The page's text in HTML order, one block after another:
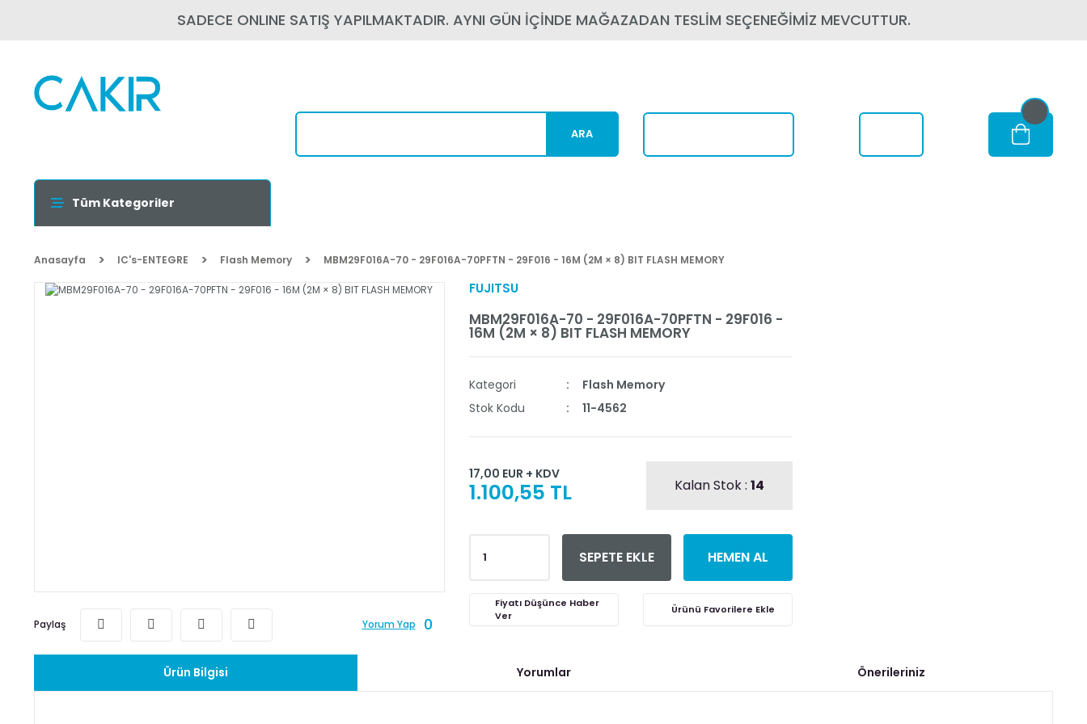
SADECE ONLINE SATIŞ YAPILMAKTADIR. AYNI GÜN İÇİNDE MAĞAZADAN TESLİM SEÇENEĞİMİZ MEVCUTTUR.
ARA
Tüm Kategoriler
Anasayfa IC's-ENTEGRE Flash Memory MBM29F016A-70 - 29F016A-70PFTN - 29F016 - 16M (2M × 8) BIT FLASH MEMORY
Paylaş Yorum Yap 0
FUJITSU
MBM29F016A-70 - 29F016A-70PFTN - 29F016 -
16M (2M × 8) BIT FLASH MEMORY
Kategori
Flash Memory
Stok Kodu
11-4562
17,00 EUR + KDV
1.100,55 TL Kalan Stok : 14
SEPETE EKLE HEMEN AL
Fiyatı Düşünce Haber
Ver
Ürün Bilgisi Yorumlar Önerileriniz